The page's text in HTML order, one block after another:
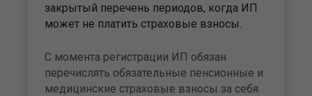
закрытый перечень периодов, когда ИП
может не платить страховые взносы.
С момента регистрации ИП обязан
перечислять обязательные пенсионные и
медицинские страховые взносы за себя.